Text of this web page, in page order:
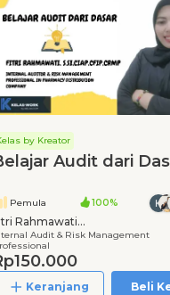
by Kreator
Audit dari
Pemula 100%
Rahmawati
Audit & Risk Management
Keranjang Beli